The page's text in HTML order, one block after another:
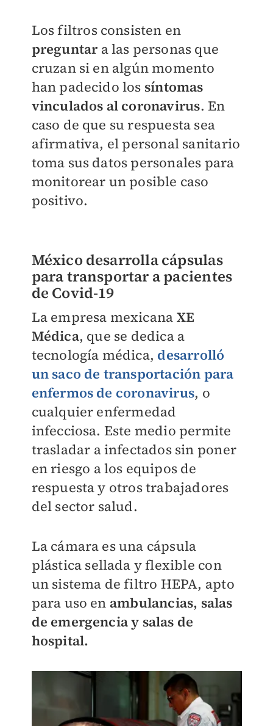
Los filtros consisten en
preguntar a las personas que
cruzan si en algún momento
han padecido los síntomas
vinculados al coronavirus. En
caso de que su respuesta sea
afirmativa, el personal sanitario
toma sus datos personales para
monitorear un posible caso
positivo.
México desarrolla cápsulas
para transportar a pacientes
de Covid-19
La empresa mexicana XE
Médica, que se dedica a
tecnología médica, desarrolló
un saco de transportación para
enfermos de coronavirus, o
cualquier enfermedad
infecciosa. Este medio permite
trasladar a infectados sin poner
en riesgo a los equipos de
respuesta y otros trabajadores
del sector salud.
La cámara es una cápsula
plástica sellada y flexible con
un sistema de filtro HEPA, apto
para uso en ambulancias, salas
de emergencia y salas de
hospital.